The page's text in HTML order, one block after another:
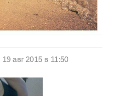
19 авг 2015 в 11:50